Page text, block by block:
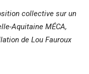
collective sur un
Aquitaine MÉCA,
de Lou Fauroux